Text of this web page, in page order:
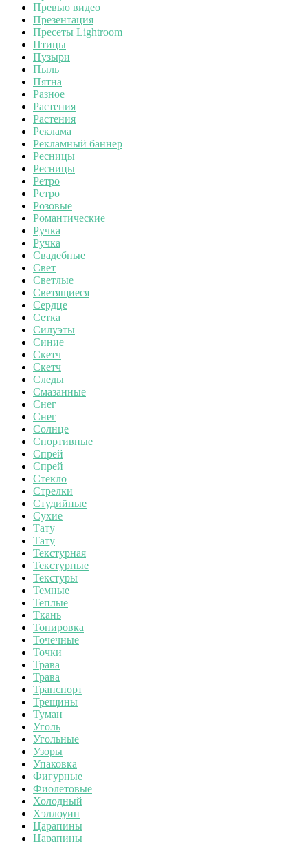
Превью видео
Презентация
Пресеты Lightroom
Птицы
Пузыри
Пыль
Пятна
Разное
Растения
Растения
Реклама
Рекламный баннер
Ресницы
Ресницы
Ретро
Ретро
Розовые
Романтические
Ручка
Ручка
Свадебные
Свет
Светлые
Светящиеся
Сердце
Сетка
Силуэты
Синие
Скетч
Скетч
Следы
Смазанные
Снег
Снег
Солнце
Спортивные
Спрей
Спрей
Стекло
Стрелки
Студийные
Сухие
Тату
Тату
Текстурная
Текстурные
Текстуры
Темные
Теплые
Ткань
Тонировка
Точечные
Точки
Трава
Трава
Транспорт
Трещины
Туман
Уголь
Угольные
Узоры
Упаковка
Фигурные
Фиолетовые
Холодный
Хэллоуин
Царапины
Царапины